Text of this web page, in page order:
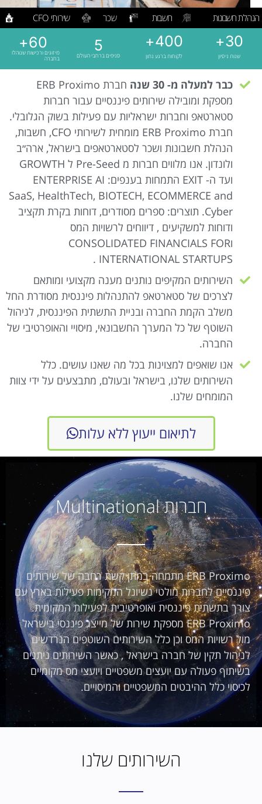
הנהלת חשבונות חשבות שכר שירותי CFO
שנות ניסיון
30
+
לקוחות ברגע נתון
400
+
סניפים ברחבי העולם
5 מיזוגים ורכישות שנוהלו
בחברה
60
+
כבר למעלה מ- 30 שנה
חברת ERB Proximo
מספקת ומובילה שירותים פיננסיים עבור חברות
סטארטאפ וחברות ישראליות עם פעילות בשוק הגלובלי.
חברת ERB Proximo מומחית לשירותי CFO, חשבות,
הנהלת חשבונות ושכר לסטארטאפים בישראל, ארה״ב
ולונדון. אנו מלווים חברות מ Pre-Seed ל GROWTH
ועד ה- EXIT התמחות בענפים: ENTERPRISE AI
SaaS, HealthTech, BIOTECH, ECOMMERCE and
Cyber. תוצרים: ספרים מסודרים, דוחות בקרת תקציב
ודוחות למשקיעים , דיווחים לרשויות המס
וCONSOLIDATED FINANCIALS FOR
INTERNATIONAL STARTUPS .
השירותים המקיפים נותנים מענה מקצועי ומותאם
לצרכים של סטארטאפ להתנהלות פיננסית מסודרת החל
משלב הקמת החברה ובניית התשתית הפיננסית, לניהול
השוטף של כל המערך החשבונאי, מיסויי והאופרטיבי של
החברה.
אנו שואפים למצוינות בכל מה שאנו עושים. כלל
השירותים שלנו, בישראל ובעולם, מתבצעים על ידי צוות
המומחים שלנו.
לתיאום ייעוץ ללא עלות
חברות Multinational
ERB Proximo מתמחה במתן קשת רחבה של שירותים
פיננסיים לחברות מולטי נשיונל המקימות פעילות בארץ עם
צורך בתשתית פיננסית ואופרטיבית לפעילות המקומית.
ERB Proximo מספקת שירות של מייצג פיננסי בישראל
מול רשויות המס וכן כלל השירותים השוטפים הנרדשים
לניהול תקין של חברה בישראל , כאשר השירותים ניתנים
בשיתוף פעולה עם יועצים משפטיים ויועצי מס מקומיים
לכיסוי כלל ההיבטים המשפטיים והמיסויים.
השירותים שלנו